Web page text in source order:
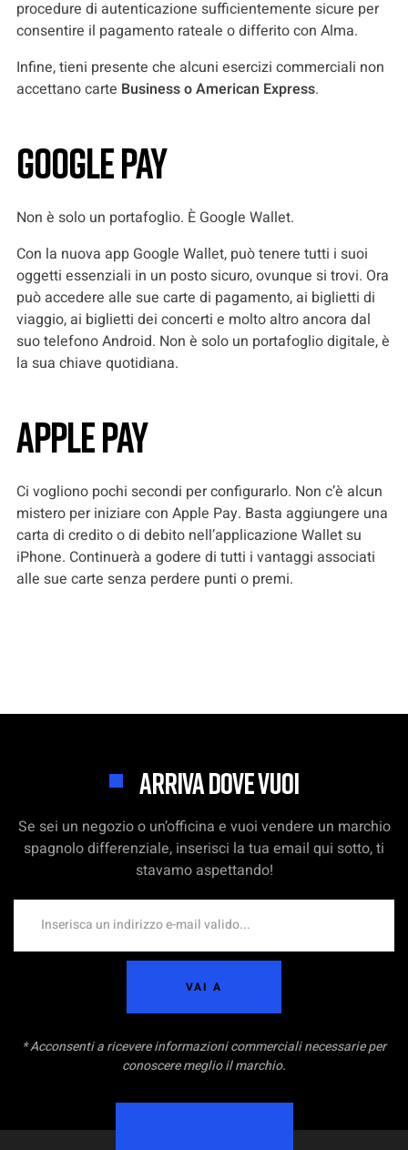
procedure di autenticazione sufficientemente sicure per
consentire il pagamento rateale o differito con Alma.
Infine, tieni presente che alcuni esercizi commerciali non
accettano carte Business o American Express.
Google Pay
Non è solo un portafoglio. È Google Wallet.
Con la nuova app Google Wallet, può tenere tutti i suoi
oggetti essenziali in un posto sicuro, ovunque si trovi. Ora
può accedere alle sue carte di pagamento, ai biglietti di
viaggio, ai biglietti dei concerti e molto altro ancora dal
suo telefono Android. Non è solo un portafoglio digitale, è
la sua chiave quotidiana.
Apple Pay
Ci vogliono pochi secondi per configurarlo. Non c’è alcun
mistero per iniziare con Apple Pay. Basta aggiungere una
carta di credito o di debito nell’applicazione Wallet su
iPhone. Continuerà a godere di tutti i vantaggi associati
alle sue carte senza perdere punti o premi.
ARRIVA DOVE VUOI
Se sei un negozio o un’officina e vuoi vendere un marchio
spagnolo differenziale, inserisci la tua email qui sotto, ti
stavamo aspettando!
VAI A
* Acconsenti a ricevere informazioni commerciali necessarie per
conoscere meglio il marchio.